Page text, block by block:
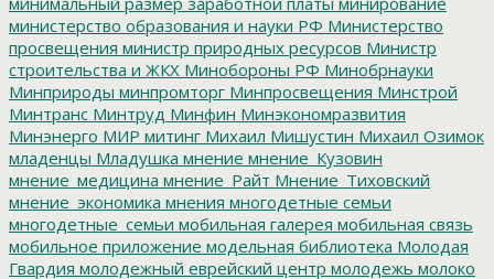
министерство образования и науки РФ Министерство
просвещения министр природных ресурсов Министр
строительства и ЖКХ Минобороны РФ Минобрнауки
Минприроды минпромторг Минпросвещения Минстрой
Минтранс Минтруд Минфин Минэкономразвития
Минэнерго МИР митинг Михаил Мишустин Михаил Озимок
младенцы Младушка мнение мнение_Кузовин
мнение_медицина мнение_Райт Мнение_Тиховский
мнение_экономика мнения многодетные семьи
многодетные_семьи мобильная галерея мобильная связь
мобильное приложение модельная библиотека Молодая
Гвардия молодежный еврейский центр молодежь молоко